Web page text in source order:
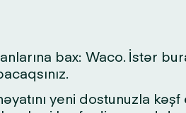
bax: Waco. İstər
yeni dostunuzla